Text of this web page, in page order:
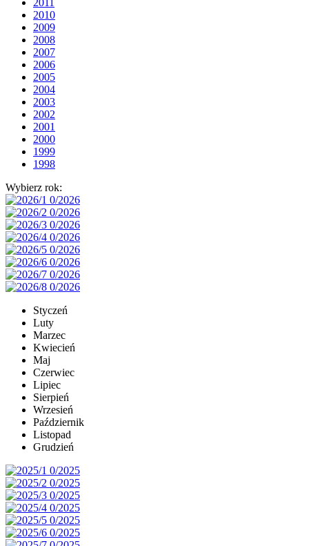
2011
2010
2009
2008
2007
2006
2005
2004
2003
2002
2001
2000
1999
1998
Wybierz rok:
Styczeń
Luty
Marzec
Kwiecień
Maj
Czerwiec
Lipiec
Sierpień
Wrzesień
Październik
Listopad
Grudzień